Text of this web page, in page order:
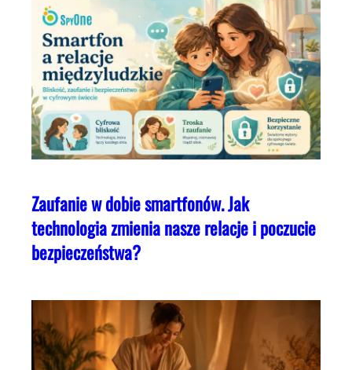
Zaufanie w dobie smartfonów. Jak
technologia zmienia nasze relacje i poczucie
bezpieczeństwa?